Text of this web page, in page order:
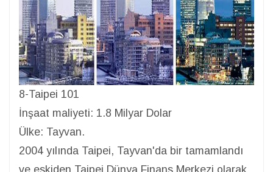
8-Taipei 101
İnşaat maliyeti: 1.8 Milyar Dolar
Ülke: Tayvan.
2004 yılında Taipei, Tayvan'da bir tamamlandı
ve eskiden Taipei Dünya Finans Merkezi olarak